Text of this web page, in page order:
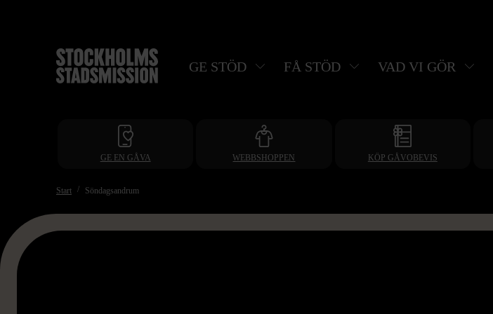
huvudinnehåll
GE STÖD FÅ STÖD VAD VI GÖR
GE EN GÅVA WEBBSHOPPEN KÖP GÅVOBEVIS
Start Söndagsandrum